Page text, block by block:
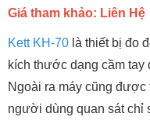
Giá tham khảo: Liên Hệ
Kett KH-70 là thiết bị đo
kích thước dạng cầm
Ngoài ra máy cũng
người dùng quan sát chỉ